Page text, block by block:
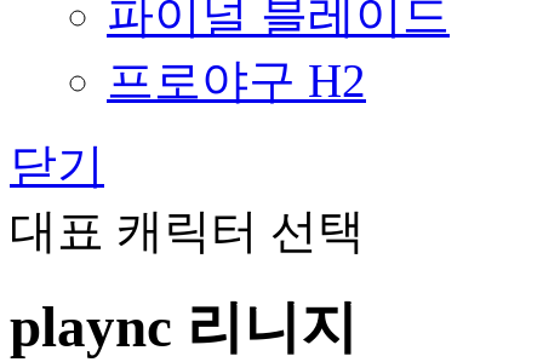
파이널 블레이드
프로야구 H2
닫기
대표 캐릭터 선택
plaync 리니지